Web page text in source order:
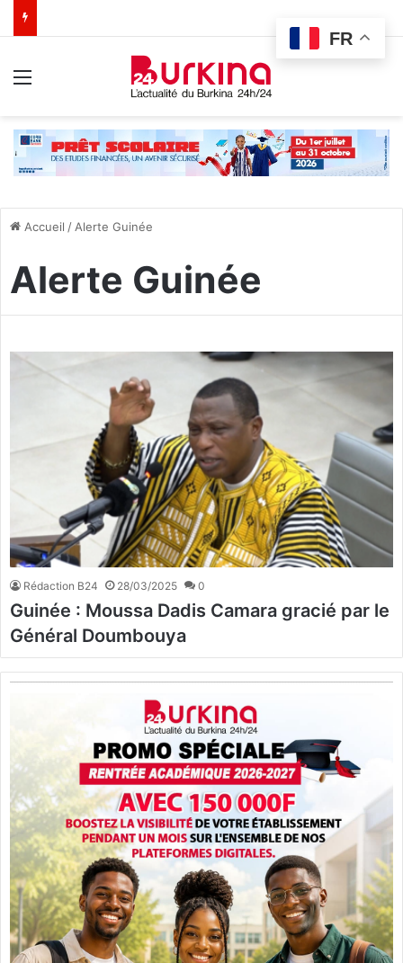
Accueil / Alerte Guinée
Alerte Guinée
Rédaction B24 28/03/2025 0
Guinée : Moussa Dadis Camara gracié par le
Général Doumbouya
FR